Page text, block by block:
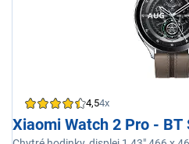
4,54x
Xiaomi Watch 2 Pro - BT